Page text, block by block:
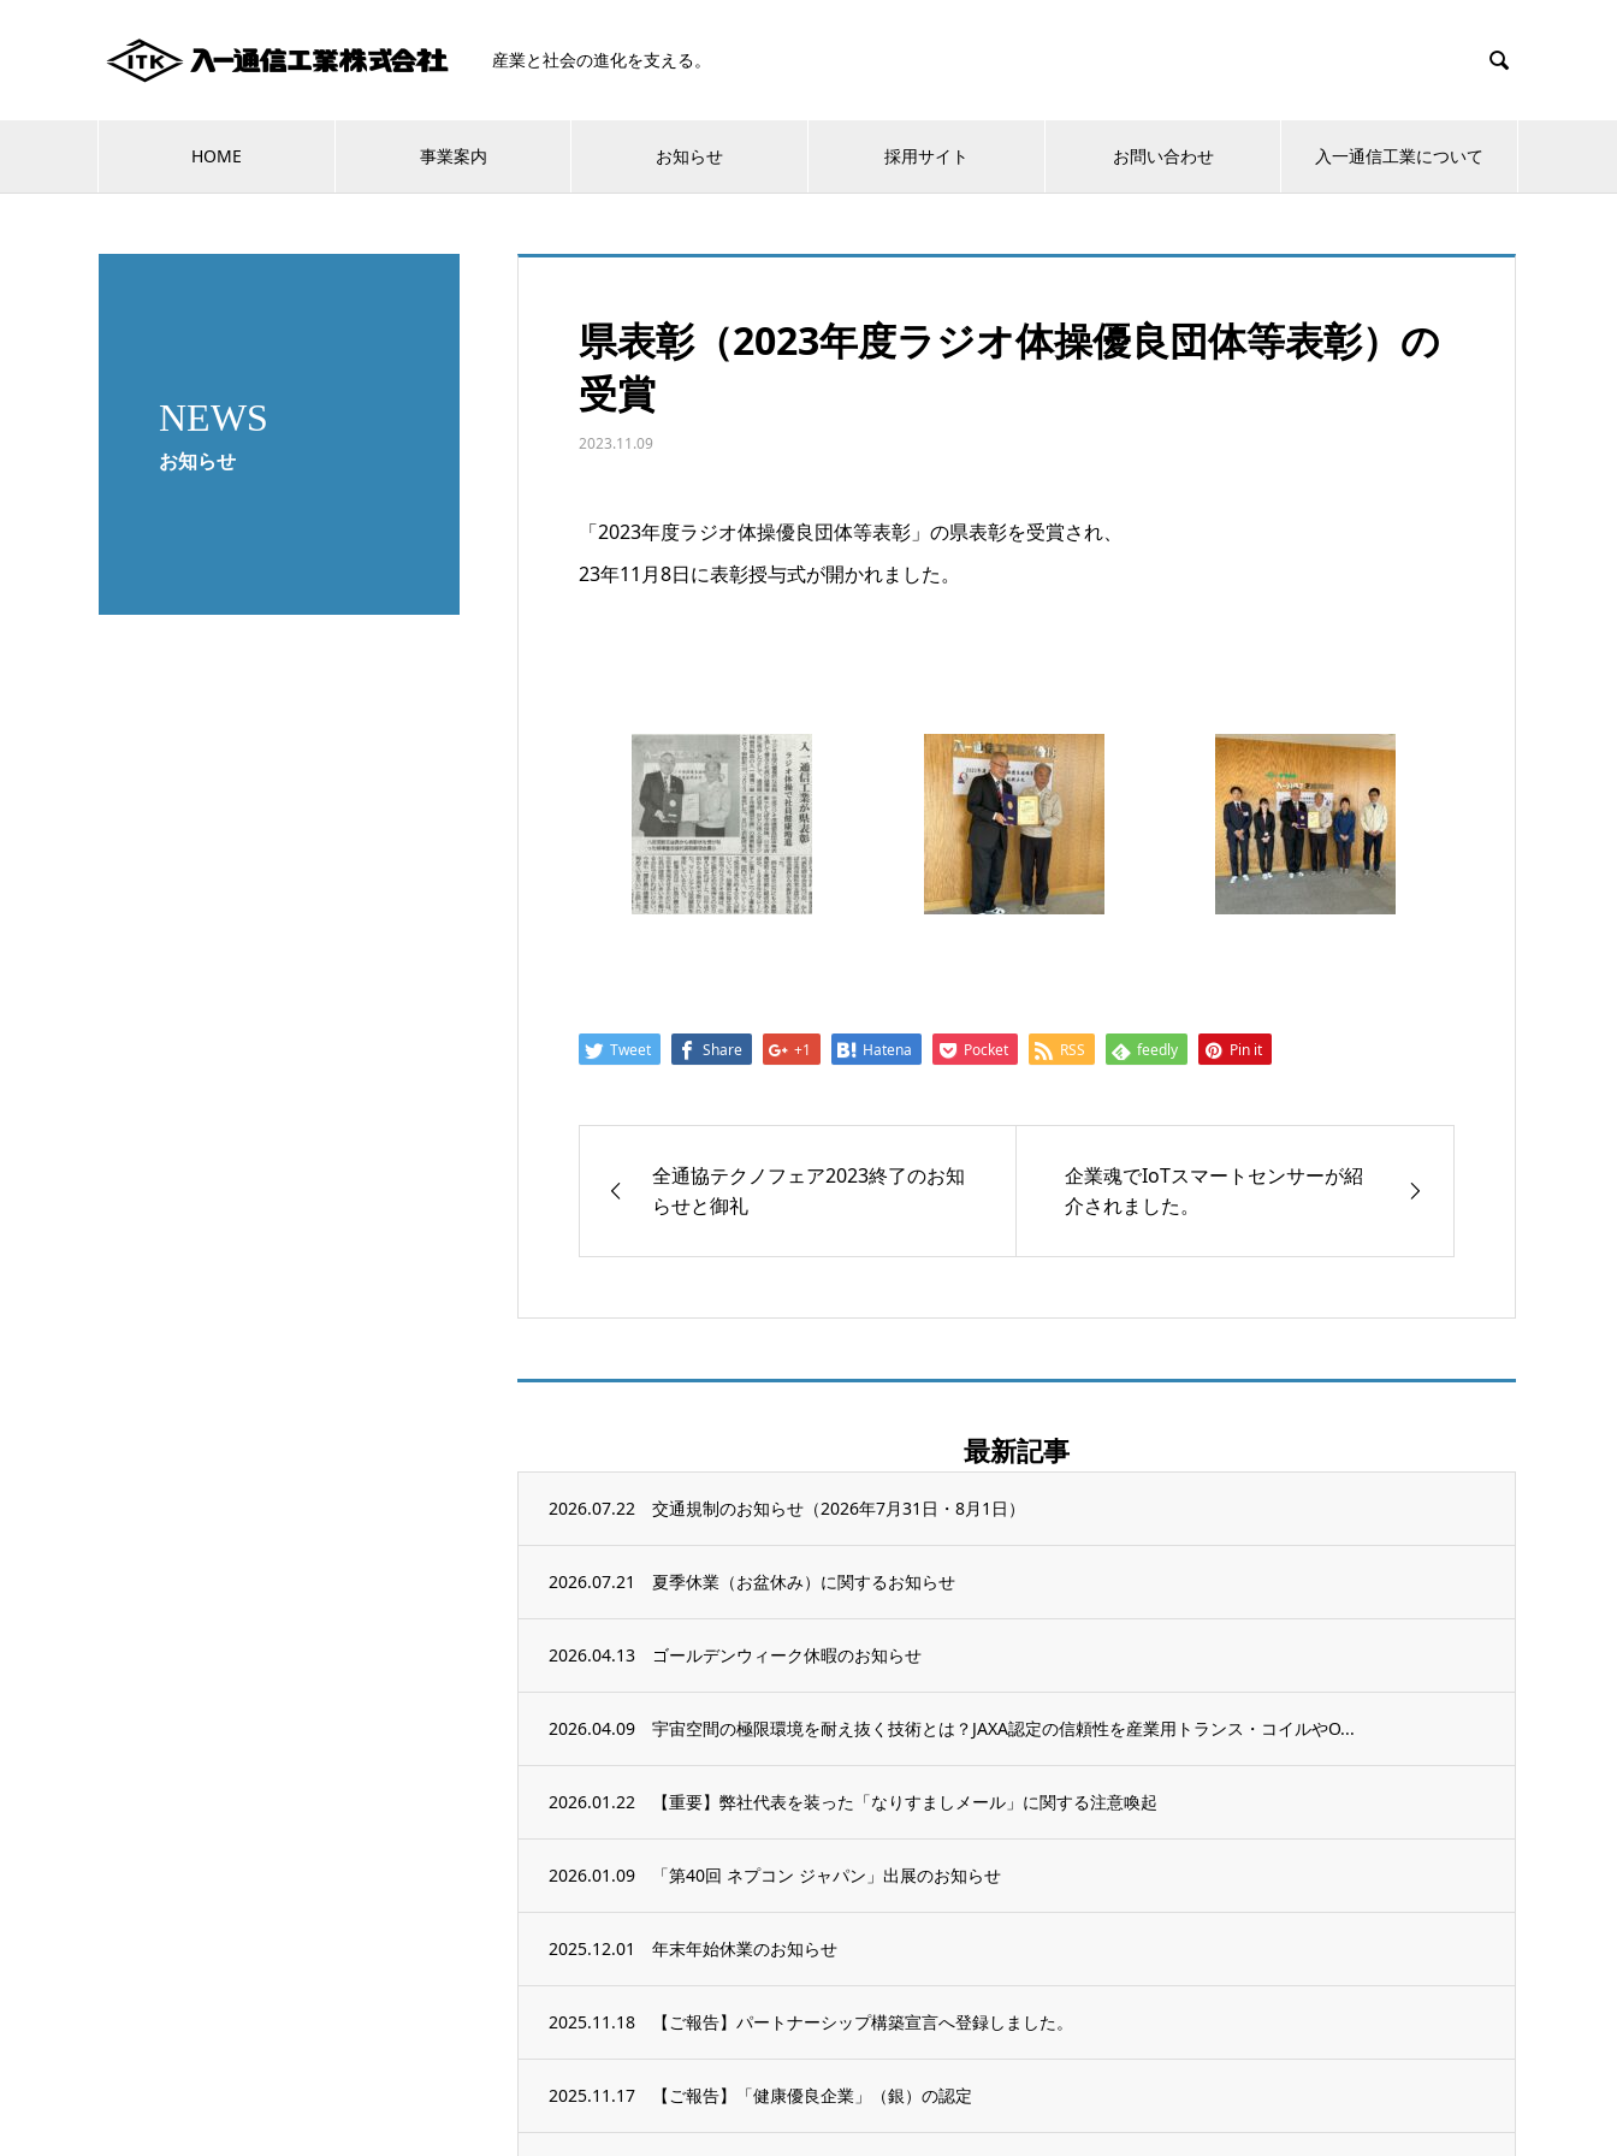
産業と社会の進化を支える。 
HOME 事業案内 お知らせ 採用サイト お問い合わせ 入一通信工業について
NEWS
お知らせ
県表彰（2023年度ラジオ体操優良団体等表彰）の
受賞
2023.11.09
「2023年度ラジオ体操優良団体等表彰」の県表彰を受賞され、
23年11月8日に表彰授与式が開かれました。
Tweet Share +1 Hatena Pocket RSS feedly Pin it
全通協テクノフェア2023終了のお知
らせと御礼
企業魂でIoTスマートセンサーが紹
介されました。
最新記事
2026.07.22 交通規制のお知らせ（2026年7月31日・8月1日）
2026.07.21 夏季休業（お盆休み）に関するお知らせ
2026.04.13 ゴールデンウィーク休暇のお知らせ
2026.04.09 宇宙空間の極限環境を耐え抜く技術とは？JAXA認定の信頼性を産業用トランス・コイルやO...
2026.01.22 【重要】弊社代表を装った「なりすましメール」に関する注意喚起
2026.01.09 「第40回 ネプコン ジャパン」出展のお知らせ
2025.12.01 年末年始休業のお知らせ
2025.11.18 【ご報告】パートナーシップ構築宣言へ登録しました。
2025.11.17 【ご報告】「健康優良企業」（銀）の認定